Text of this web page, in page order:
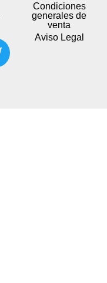
Condiciones
generales de
venta
Aviso Legal